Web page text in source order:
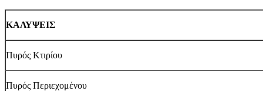
ΚΑΛΥΨΕΙΣ
Πυρός Κτιρίου
Πυρός Περιεχομένου